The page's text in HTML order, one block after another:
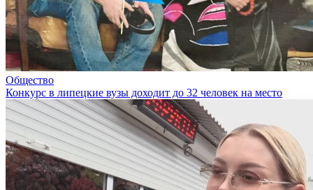
Общество
Конкурс в липецкие вузы доходит до 32 человек на место